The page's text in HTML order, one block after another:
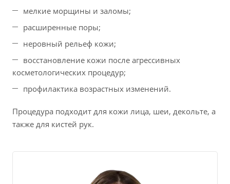
мелкие морщины и заломы;
расширенные поры;
неровный рельеф кожи;
восстановление кожи после агрессивных
косметологических процедур;
профилактика возрастных изменений.
Процедура подходит для кожи лица, шеи, декольте, а
также для кистей рук.